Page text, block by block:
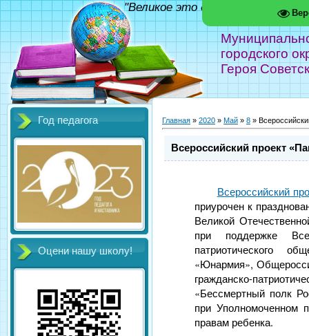
городского
Героя
"Великое это дело - школа!"
Год педагога
Оцени нашу школу!
Главная » 2020 » Май » 8 »
Всероссийский проект
Всероссийский
приурочен к
Великой
при поддержке
патриотического
«Юнармия»,
гражданско-
«Бессмертный полк
при Уполномоченном
правам ребенка.